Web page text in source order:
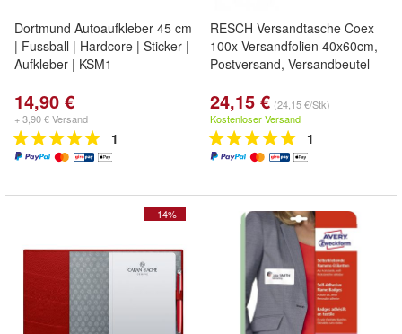
Dortmund Autoaufkleber 45 cm
| Fussball | Hardcore | Sticker |
Aufkleber | KSM1
14,90 €
+ 3,90 € Versand
1
RESCH Versandtasche Coex
100x Versandfolien 40x60cm,
Postversand, Versandbeutel
24,15 € (24,15 €/Stk)
Kostenloser Versand
1
- 14%